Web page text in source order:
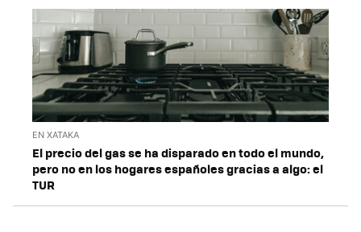
EN XATAKA
El precio del gas se ha disparado en todo el mundo,
pero no en los hogares españoles gracias a algo: el
TUR